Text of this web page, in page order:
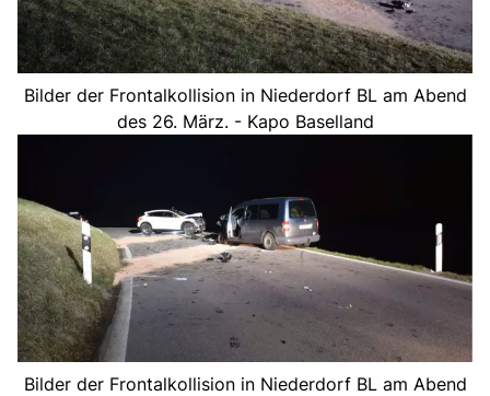
Bilder der Frontalkollision in Niederdorf BL am Abend
des 26. März. - Kapo Baselland
Bilder der Frontalkollision in Niederdorf BL am Abend